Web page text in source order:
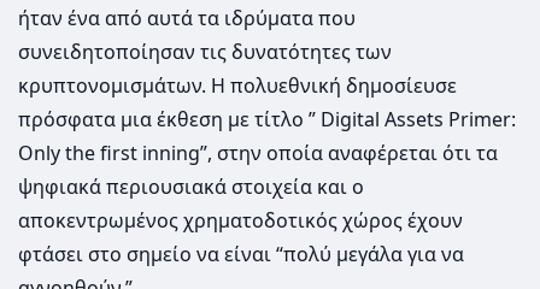
ήταν ένα από αυτά τα ιδρύματα που
συνειδητοποίησαν τις δυνατότητες των
κρυπτονομισμάτων. Η πολυεθνική δημοσίευσε
πρόσφατα μια έκθεση με τίτλο ” Digital Assets Primer:
Only the first inning”, στην οποία αναφέρεται ότι τα
ψηφιακά περιουσιακά στοιχεία και ο
αποκεντρωμένος χρηματοδοτικός χώρος έχουν
φτάσει στο σημείο να είναι “πολύ μεγάλα για να